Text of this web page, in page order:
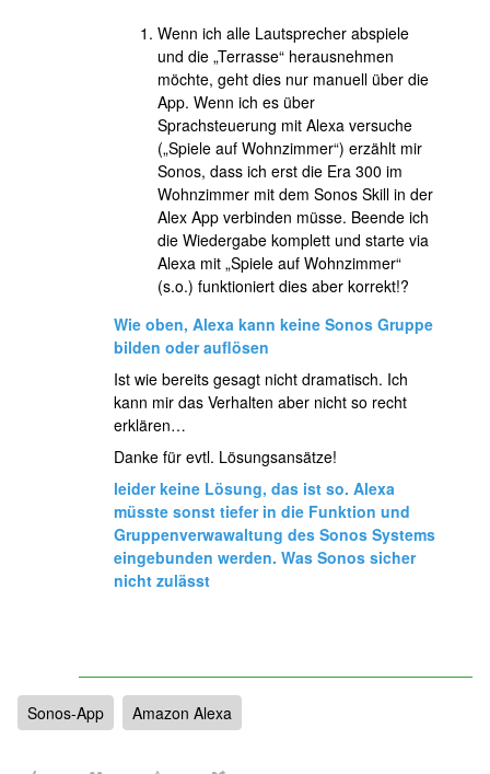
Wenn ich alle Lautsprecher abspiele
und die „Terrasse“ herausnehmen
möchte, geht dies nur manuell über die
App. Wenn ich es über
Sprachsteuerung mit Alexa versuche
(„Spiele auf Wohnzimmer“) erzählt mir
Sonos, dass ich erst die Era 300 im
Wohnzimmer mit dem Sonos Skill in der
Alex App verbinden müsse. Beende ich
die Wiedergabe komplett und starte via
Alexa mit „Spiele auf Wohnzimmer“
(s.o.) funktioniert dies aber korrekt!?
Wie oben, Alexa kann keine Sonos Gruppe
bilden oder auflösen
Ist wie bereits gesagt nicht dramatisch. Ich
kann mir das Verhalten aber nicht so recht
erklären…
Danke für evtl. Lösungsansätze!
leider keine Lösung, das ist so. Alexa
müsste sonst tiefer in die Funktion und
Gruppenverwawaltung des Sonos Systems
eingebunden werden. Was Sonos sicher
nicht zulässt
Sonos-App Amazon Alexa